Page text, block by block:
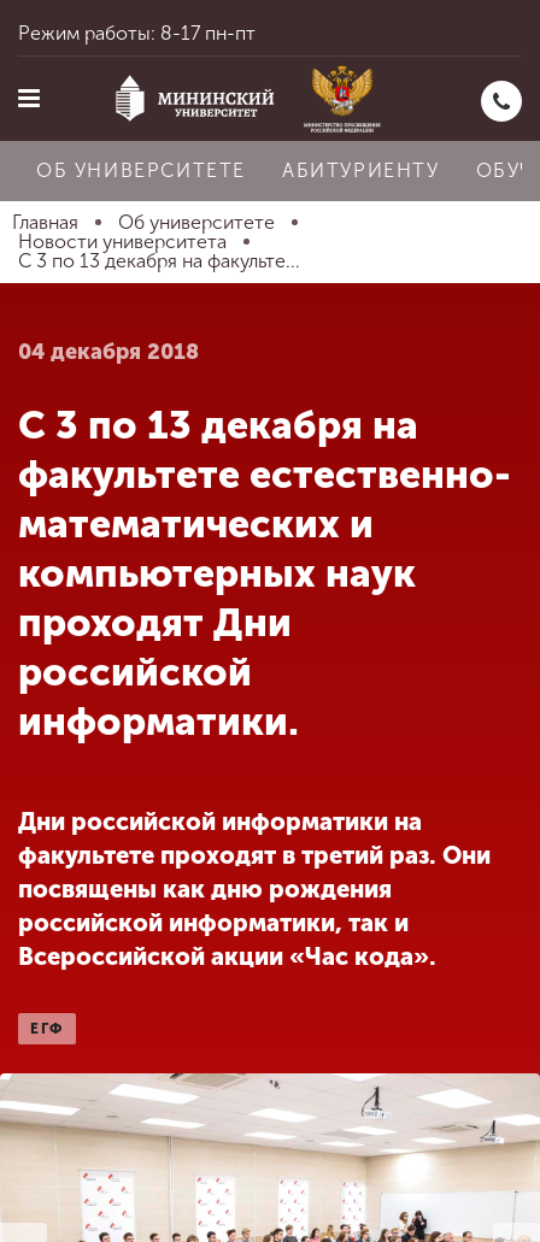
Главная
Абитуриенту
Обучение
Наука
Международная
деятельность
Другие виды
деятельности
Студенческая жизнь
образовательной
SPN CHI
Режим работы: 8-17 пн-пт
ОБ УНИВЕРСИТЕТЕ АБИТУРИЕНТУ
Главная
Об университете
Новости университета
С 3 по 13 декабря на факульте...
04 декабря 2018
С 3 по 13 декабря на
факультете естественно-
математических и
компьютерных наук
проходят Дни
российской
информатики.
Дни российской информатики на
факультете проходят в третий раз. Они
посвящены как дню рождения
российской информатики, так и
Всероссийской акции «Час кода».
ЕГФ